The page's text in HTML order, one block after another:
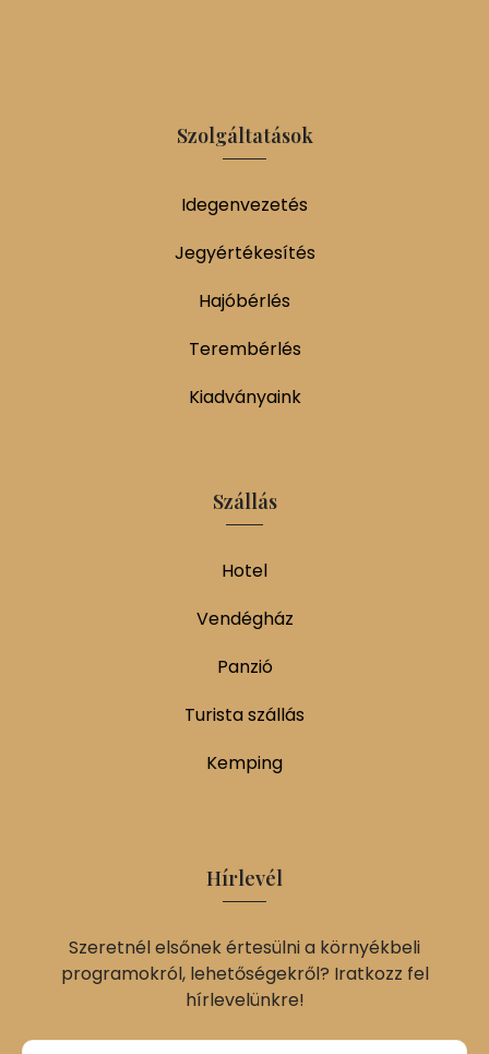
Szolgáltatások
Idegenvezetés
Jegyértékesítés
Hajóbérlés
Terembérlés
Kiadványaink
Szállás
Hotel
Vendégház
Panzió
Turista szállás
Kemping
Hírlevél
Szeretnél elsőnek értesülni a környékbeli
programokról, lehetőségekről? Iratkozz fel
hírlevelünkre!